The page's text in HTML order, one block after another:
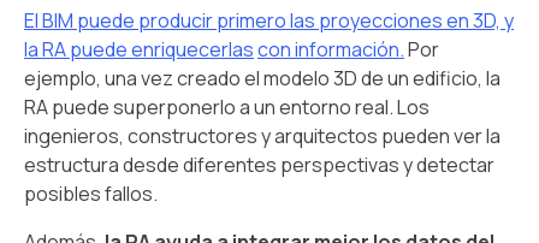
El BIM puede producir primero las proyecciones en 3D, y
la RA puede enriquecerlascon información.Por
ejemplo, una vez creado el modelo 3D de un edificio, la
RA puede superponerlo a un entorno real. Los
ingenieros, constructores y arquitectos pueden ver la
estructura desde diferentes perspectivas y detectar
posibles fallos.